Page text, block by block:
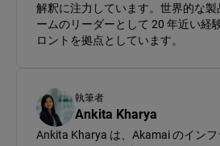
解釈に注力しています。世界的な
ームのリーダーとして 20 年近い経
ロントを拠点としています。
執筆者
Ankita Kharya
Ankita Kharya は、Akamai のインフ